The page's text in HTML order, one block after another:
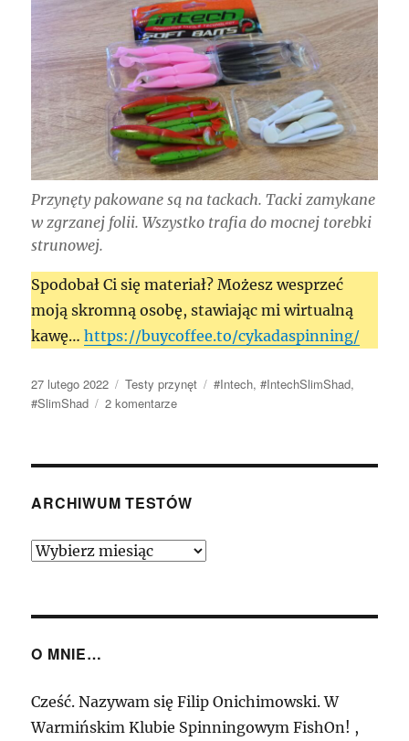
Przynęty pakowane są na tackach. Tacki zamykane
w zgrzanej folii. Wszystko trafia do mocnej torebki
strunowej.
Spodobał Ci się materiał? Możesz wesprzeć
moją skromną osobę, stawiając mi wirtualną
kawę…https://buycoffee.to/cykadaspinning/
Data
publikacji
27 lutego 2022 Kategorie
Testy przynęt Tagi
#Intech,#IntechSlimShad,
#SlimShad
2 komentarzedo
Shad
Tajemniczy
z
Ukrainy…
ARCHIWUM TESTÓW
Archiwum
O MNIE…
Cześć. Nazywam się Filip Onichimowski. W
Warmińskim Klubie Spinningowym FishOn! ,